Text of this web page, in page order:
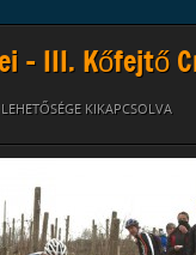
– III. Kőfejtő
KIKAPCSOLVA